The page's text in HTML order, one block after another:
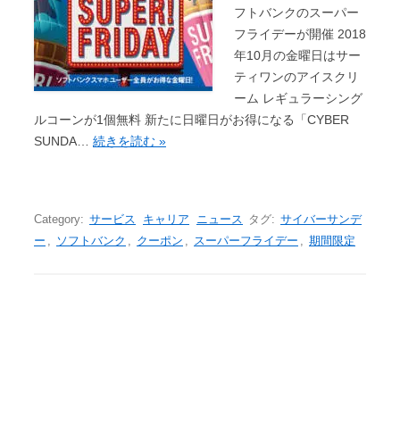
フトバンクのスーパー
フライデーが開催 2018
年10月の金曜日はサー
ティワンのアイスクリ
ーム レギュラーシング
ルコーンが1個無料 新たに日曜日がお得になる「CYBER
SUNDA… 続きを読む »
Category: サービス キャリア ニュース タグ: サイバーサンデ
ー , ソフトバンク , クーポン , スーパーフライデー , 期間限定